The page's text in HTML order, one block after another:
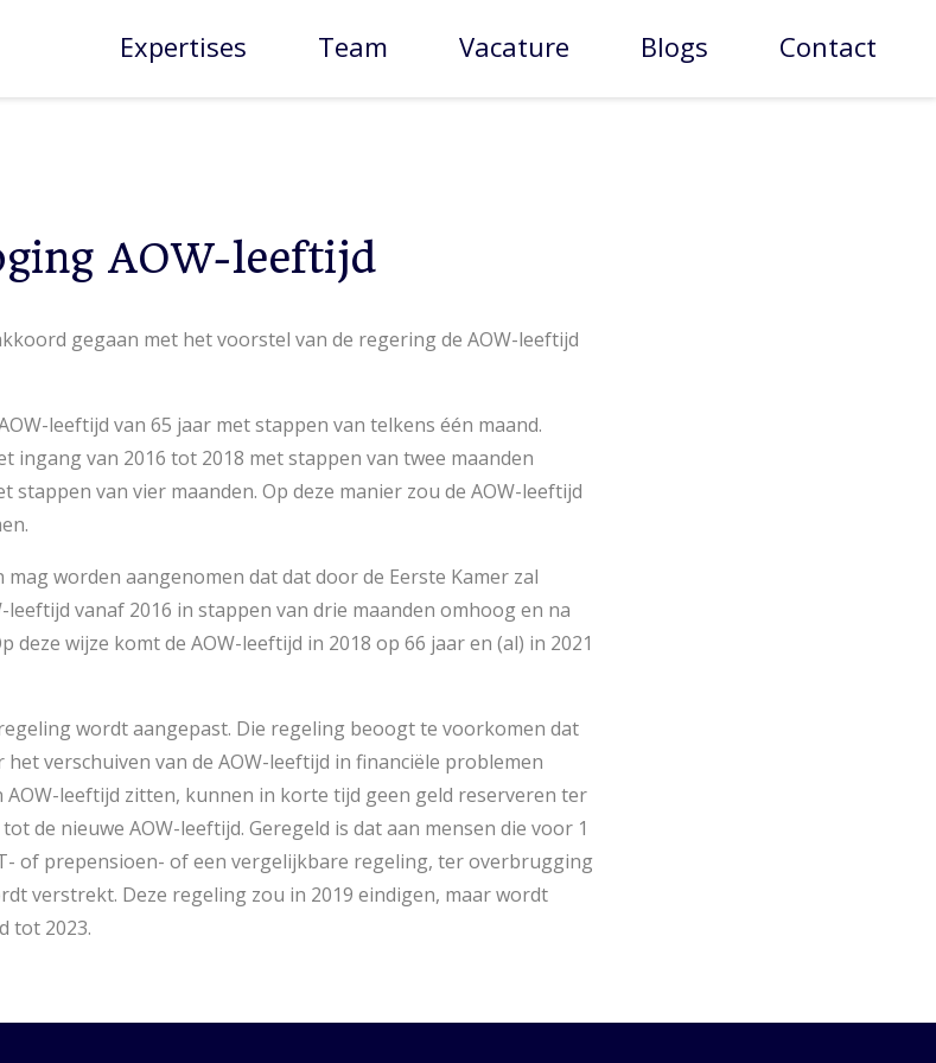
Expertises Team Vacature Blogs Contact
AOW-leeftijd
gegaan met het voorstel van de regering de AOW-leeftijd
leeftijd van 65 jaar met stappen van telkens één maand.
ingang van 2016 tot 2018 met stappen van twee maanden
stappen van vier maanden. Op deze manier zou de AOW-leeftijd
worden aangenomen dat dat door de Eerste Kamer zal
leeftijd vanaf 2016 in stappen van drie maanden omhoog en na
deze wijze komt de AOW-leeftijd in 2018 op 66 jaar en (al) in 2021
wordt aangepast. Die regeling beoogt te voorkomen dat
verschuiven van de AOW-leeftijd in financiële problemen
AOW-leeftijd zitten, kunnen in korte tijd geen geld reserveren ter
de nieuwe AOW-leeftijd. Geregeld is dat aan mensen die voor 1
of prepensioen- of een vergelijkbare regeling, ter overbrugging
verstrekt. Deze regeling zou in 2019 eindigen, maar wordt
tot 2023.